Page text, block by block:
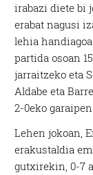
irabazi diete bi
erabat nagusi
lehia
partida osoan
jarraitzeko eta
Aldabe eta
2-0eko
Lehen jokoan,
erakustaldia
gutxirekin, 0-7